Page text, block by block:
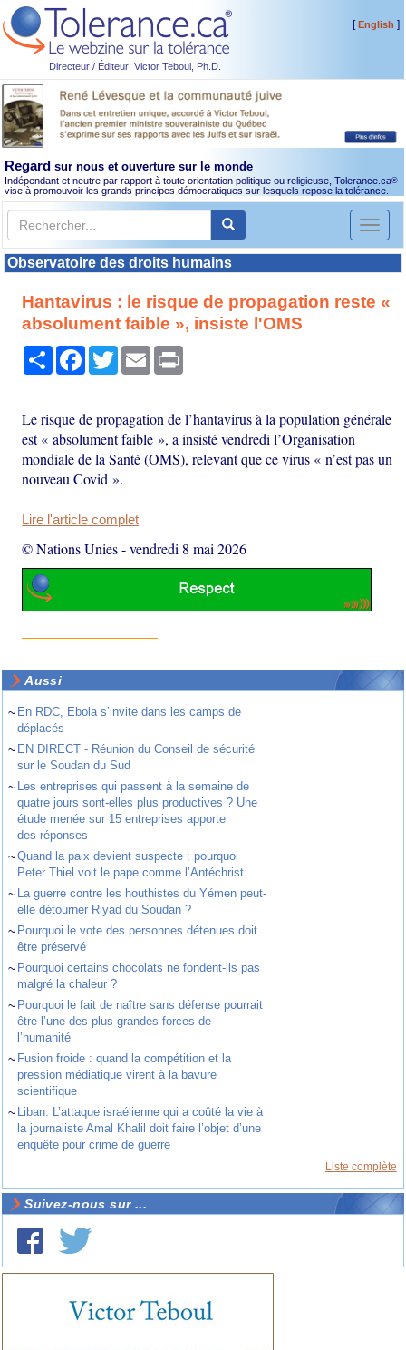
Directeur / Éditeur: Victor Teboul, Ph.D.
[English ]
Regard sur nous et ouverture sur le monde
Indépendant et neutre par rapport à toute orientation politique ou religieuse, Tolerance.ca®
vise à promouvoir les grands principes démocratiques sur lesquels repose la tolérance.
Toggle
Observatoire des droits humains
Hantavirus : le risque de propagation reste «
absolument faible », insiste l'OMS
PartagerFacebook
TwitterEmail
Le risque de propagation de l’hantavirus à la population générale
est « absolument faible », a insisté vendredi l’Organisation
mondiale de la Santé (OMS), relevant que ce virus « n’est pas un
nouveau Covid ».
Lire l'article complet
© Nations Unies-vendredi 8 mai 2026
Aussi
~ En RDC, Ebola s’invite dans les camps de
déplacés
~ EN DIRECT - Réunion du Conseil de sécurité
sur le Soudan du Sud
~ Les entreprises qui passent à la semaine de
quatre jours sont-elles plus productives ? Une
étude menée sur 15 entreprises apporte
des réponses
~Quand la paix devient suspecte : pourquoi
Peter Thiel voit le pape comme l’Antéchrist
~ La guerre contre les houthistes du Yémen peut-
elle détourner Riyad du Soudan ?
~ Pourquoi le vote des personnes détenues doit
être préservé
~ Pourquoi certains chocolats ne fondent-ils pas
malgré la chaleur ?
~ Pourquoi le fait de naître sans défense pourrait
être l’une des plus grandes forces de
l’humanité
~ Fusion froide : quand la compétition et la
pression médiatique virent à la bavure
scientifique
~ Liban. L’attaque israélienne qui a coûté la vie à
la journaliste Amal Khalil doit faire l’objet d’une
enquête pour crime de guerre
Liste complète
Suivez-nous sur ...